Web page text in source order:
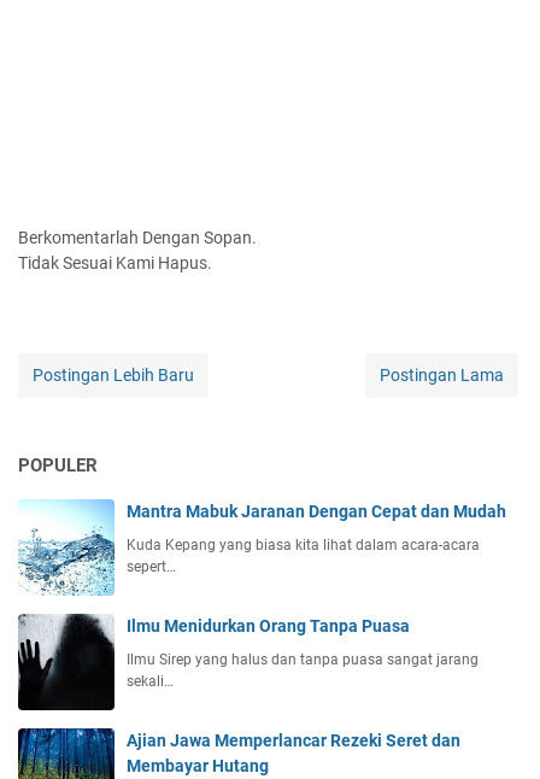
Berkomentarlah Dengan Sopan.
Tidak Sesuai Kami Hapus.
Postingan Lebih Baru Postingan Lama
POPULER
Mantra Mabuk Jaranan Dengan Cepat dan Mudah
Kuda Kepang yang biasa kita lihat dalam acara-acara
sepert…
Ilmu Menidurkan Orang Tanpa Puasa
Ilmu Sirep yang halus dan tanpa puasa sangat jarang
sekali…
Ajian Jawa Memperlancar Rezeki Seret dan
Membayar Hutang